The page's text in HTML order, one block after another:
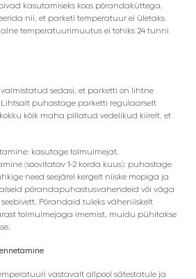
kasutamiseks koos põrandaküttega.
nii, et parketi temperatuur ei ületaks
temperatuurimuutus ei tohiks 24 tunni
sedasi, et parketti on lihtne
puhastage parketti regulaarselt
kõik maha pillatud vedelikud kiirelt, et
kasutage tolmuimejat.
(soovitatav 1-2 korda kuus): puhastage
need seejärel kergelt niiske mopiga ja
põrandapuhastusvahendeid või väga
seebivett. Põrandaid tuleks väheniiskelt
tolmuimejaga imemist, muidu pühitakse
vastavalt allpool sätestatule ja